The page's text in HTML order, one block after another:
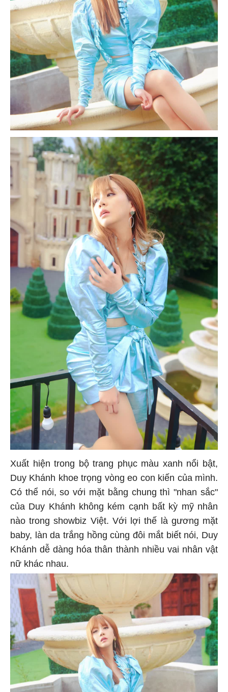
Xuất hiện trong bộ trang phục màu xanh nổi bật,
Duy Khánh khoe trọng vòng eo con kiến của mình.
Có thể nói, so với mặt bằng chung thì "nhan sắc"
của Duy Khánh không kém cạnh bất kỳ mỹ nhân
nào trong showbiz Việt. Với lợi thế là gương mặt
baby, làn da trắng hồng cùng đôi mắt biết nói, Duy
Khánh dễ dàng hóa thân thành nhiều vai nhân vật
nữ khác nhau.